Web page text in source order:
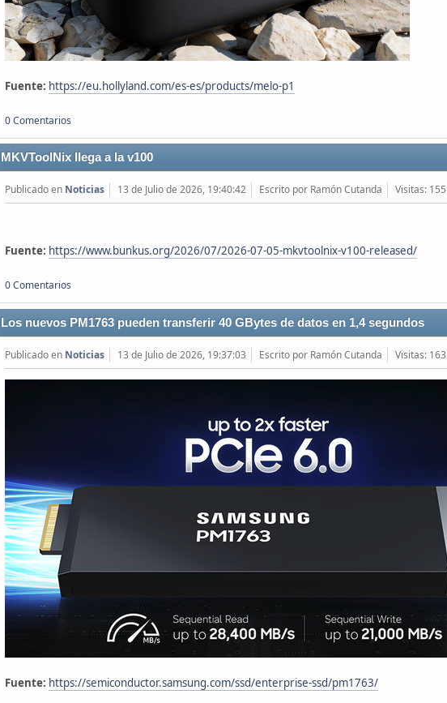
Fuente: https://eu.hollyland.com/es-es/products/melo-p1
0 Comentarios
MKVToolNix llega a la v100
Publicado en Noticias 13 de Julio de 2026, 19:40:42 Escrito por Ramón Cutanda Visitas: 155
Fuente: https://www.bunkus.org/2026/07/2026-07-05-mkvtoolnix-v100-released/
0 Comentarios
Los nuevos PM1763 pueden transferir 40 GBytes de datos en 1,4 segundos
Publicado en Noticias 13 de Julio de 2026, 19:37:03 Escrito por Ramón Cutanda Visitas: 163
Fuente: https://semiconductor.samsung.com/ssd/enterprise-ssd/pm1763/